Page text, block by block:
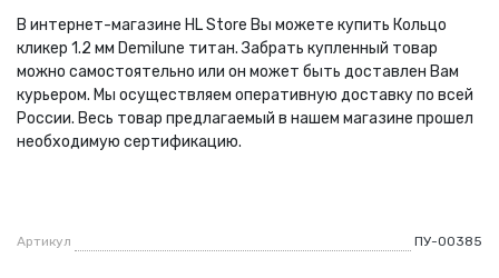
В интернет-магазине HL Store Вы можете купить Кольцо
кликер 1.2 мм Demilune титан. Забрать купленный товар
можно самостоятельно или он может быть доставлен Вам
курьером. Мы осуществляем оперативную доставку по всей
России. Весь товар предлагаемый в нашем магазине прошел
необходимую сертификацию.
Артикул ПУ-00385